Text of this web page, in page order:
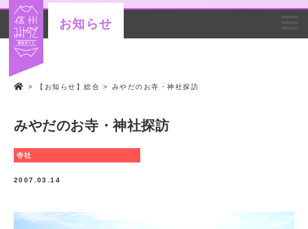
お知らせ
> 【お知らせ】総合 > みやだのお寺・神社探訪
みやだのお寺・神社探訪
寺社
2007.03.14